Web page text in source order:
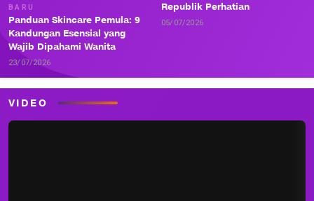
BARU
Panduan Skincare Pemula: 9
Kandungan Esensial yang
Wajib Dipahami Wanita
23/07/2026
Republik Perhatian
05/07/2026
VIDEO